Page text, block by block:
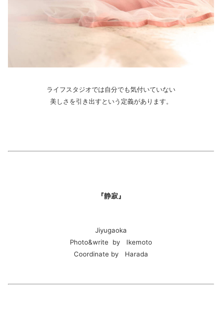
ライフスタジオでは自分でも気付いていない
美しさを引き出すという定義があります。
『静寂』
Jiyugaoka
Photo&write by Ikemoto
Coordinate by Harada